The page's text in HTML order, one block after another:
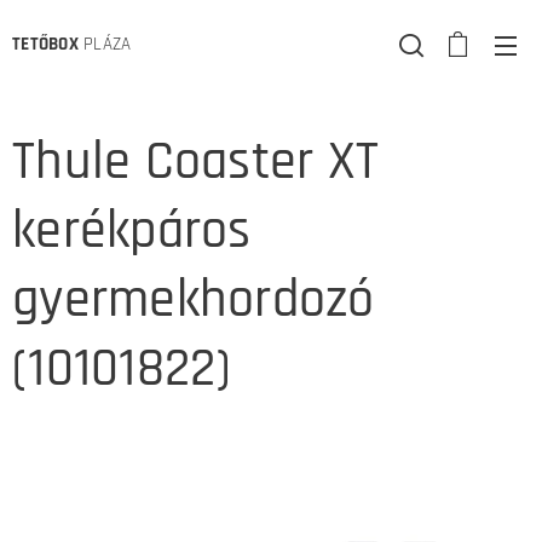
TETŐBOXPLÁZA
Thule Coaster XT
kerékpáros
gyermekhordozó
(10101822)